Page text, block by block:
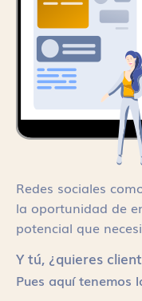
Redes sociales
la oportunidad de
potencial que
Y tú, ¿quieres
Pues aquí tenemos